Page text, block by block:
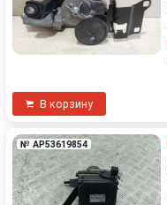
В корзину
№ AP53619854